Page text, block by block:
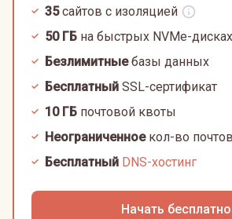
35 сайтов с изоляцией
50ГБ на быстрых NVMe-дисках
Безлимитныебазы данных
Бесплатный SSL-сертификат
10ГБ почтовой квоты
Неограниченноекол-во
Бесплатный DNS-хостинг
Начать бесплатно